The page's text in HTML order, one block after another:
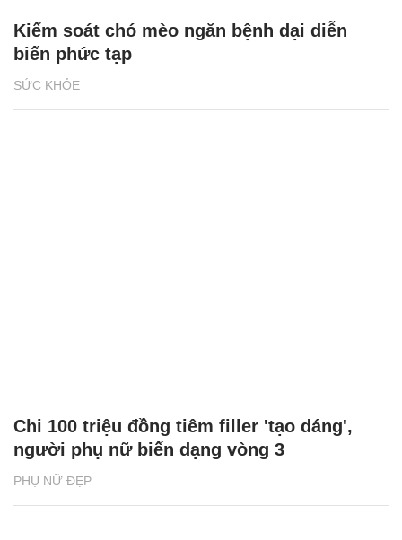
SỨC KHỎE
Kiểm soát chó mèo ngăn bệnh dại diễn
biến phức tạp
PHỤ NỮ ĐẸP
Chi 100 triệu đồng tiêm filler 'tạo dáng',
người phụ nữ biến dạng vòng 3